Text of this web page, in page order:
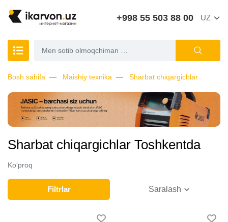
+998 55 503 88 00 UZ
Bosh sahifa Maishiy texnika Sharbat chiqargichlar
Sharbat chiqargichlar Toshkentda
Ko‘proq
Filtrlar Saralash